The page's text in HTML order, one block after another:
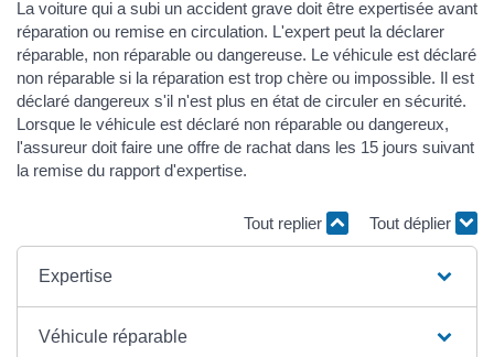
La voiture qui a subi un accident grave doit être expertisée avant
réparation ou remise en circulation. L'expert peut la déclarer
réparable, non réparable ou dangereuse. Le véhicule est déclaré
non réparable si la réparation est trop chère ou impossible. Il est
déclaré dangereux s'il n'est plus en état de circuler en sécurité.
Lorsque le véhicule est déclaré non réparable ou dangereux,
l'assureur doit faire une offre de rachat dans les 15 jours suivant
la remise du rapport d'expertise.
Tout replier Tout déplier
Expertise
Véhicule réparable